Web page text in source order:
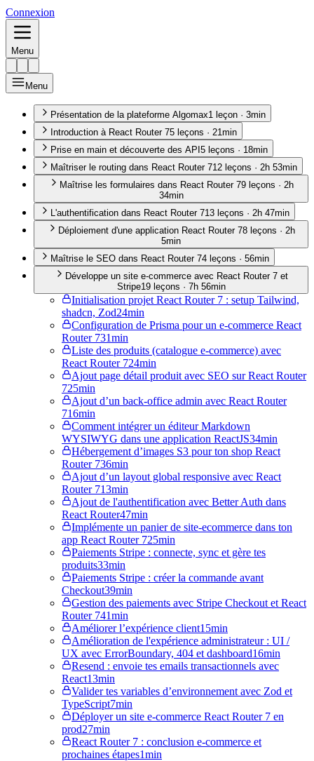
Connexion
Menu
Menu
Présentation de la plateforme Algomax1 leçon · 3min
Introduction à React Router 75 leçons · 21min
Prise en main et découverte des API 5 leçons · 18min
Maîtriser le routing dans React Router 712 leçons · 2h 53min
Maîtrise les formulaires dans React Router 79 leçons · 2h
34min
L'authentification dans React Router 713 leçons · 2h 47min
Déploiement d'une application React Router 78 leçons · 2h
5min
Maîtrise le SEO dans React Router 74 leçons · 56min
Développe un site e-commerce avec React Router 7 et
Stripe19leçons · 7h 56min
Initialisation projet React Router 7 : setup Tailwind,
shadcn, Zod24min
Configuration de Prisma pour un e-commerce React
Router 731min
Liste des produits (catalogue e-commerce) avec
React Router 724min
Ajout page détail produit avec SEO sur React Router
725min
Ajout d’un back-office admin avec React Router
716min
Comment intégrer un éditeur Markdown
WYSIWYG dans une application ReactJS34min
Hébergement d’images S3 pour ton shop React
Router 736min
Ajout d’un layout global responsive avec React
Router 713min
Ajout de l'authentification avec Better Auth dans
React Router47min
Implémente un panier de site-ecommerce dans ton
app React Router 725min
Paiements Stripe : connecte, sync et gère tes
produits33min
Paiements Stripe : créer la commande avant
Checkout39min
Gestion des paiements avec Stripe Checkout et React
Router 741min
Améliorer l’expérience client15min
Amélioration de l'expérience administrateur : UI /
UX avec ErrorBoundary, 404 et dashboard16min
Resend : envoie tes emails transactionnels avec
React13min
Valider tes variables d’environnement avec Zod et
TypeScript7min
Déployer un site e-commerce React Router 7 en
prod27min
React Router 7 : conclusion e-commerce et
prochaines étapes1min